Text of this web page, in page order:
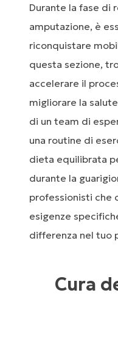
Durante la fase di
amputazione, è
riconquistare
questa sezione,
accelerare il
migliorare la
di un team di
una routine di
dieta equilibrata
durante la
professionisti che
esigenze
differenza nel tuo
Cura